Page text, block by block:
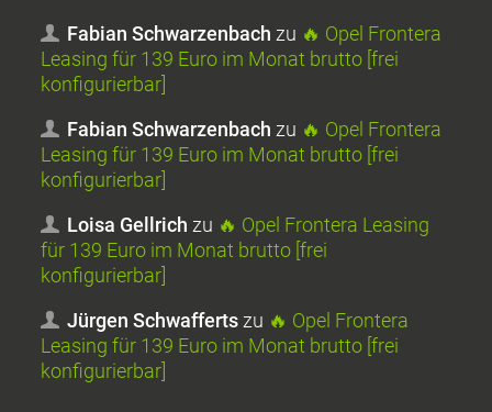
Fabian Schwarzenbach zu 🔥 Opel Frontera
Leasing für 139 Euro im Monat brutto [frei
konfigurierbar]
Fabian Schwarzenbach zu 🔥 Opel Frontera
Leasing für 139 Euro im Monat brutto [frei
konfigurierbar]
Loisa Gellrich zu 🔥 Opel Frontera Leasing
für 139 Euro im Monat brutto [frei
konfigurierbar]
Jürgen Schwafferts zu 🔥 Opel Frontera
Leasing für 139 Euro im Monat brutto [frei
konfigurierbar]